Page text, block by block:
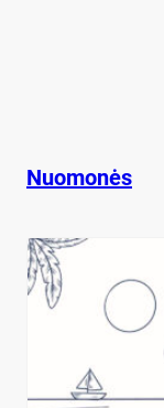
Nuomonės